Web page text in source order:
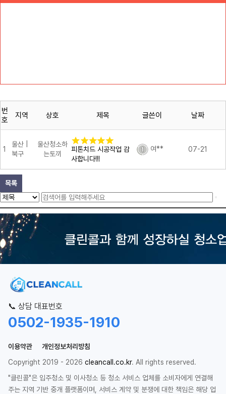
번
호
지역 상호 제목 글쓴이 날짜
1
울산 |
북구
울산청소하
는토끼
피톤치드 시공작업 감
사합니다!!!
여** 07-21
목록
📞 상담 대표번호
0502-1935-1910
이용약관
개인정보처리방침
Copyright 2019 - 2026 cleancall.co.kr. All rights reserved.
"클린콜"은 입주청소 및 이사청소 등 청소 서비스 업체를 소비자에게 연결해
주는 지역 기반 중개 플랫폼이며, 서비스 계약 및 분쟁에 대한 책임은 해당 업